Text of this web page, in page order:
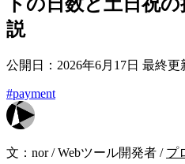
説
公開日：2026年6月17日 最終更
#payment
文： nor /Webツール開発者 / プ